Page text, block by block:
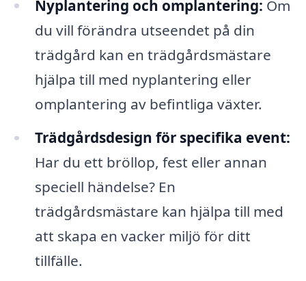
Nyplantering och omplantering: Om
du vill förändra utseendet på din
trädgård kan en trädgårdsmästare
hjälpa till med nyplantering eller
omplantering av befintliga växter.
Trädgårdsdesign för specifika event:
Har du ett bröllop, fest eller annan
speciell händelse? En
trädgårdsmästare kan hjälpa till med
att skapa en vacker miljö för ditt
tillfälle.